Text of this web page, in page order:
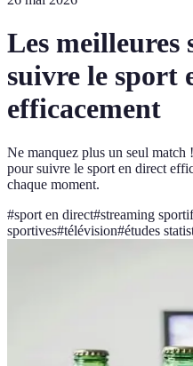
Les meilleures
suivre le sport
efficacement
Ne manquez plus un seul
pour suivre le sport en direct
chaque moment.
#sport en direct#streaming sportif
sportives#télévision#études